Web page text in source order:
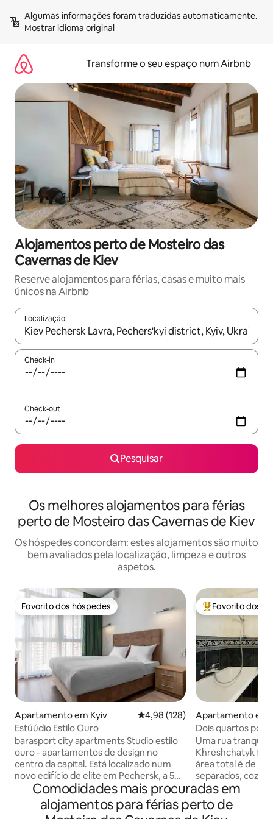
para
Mostrar idioma original
Transforme o seu espaço num Airbnb
Alojamentos perto de Mosteiro das
Cavernas de Kiev
Reserve alojamentos para férias, casas e muito mais
únicos na Airbnb
Localização
Quando os resultados estiverem disponíveis, navegue com
Check-in
Check-out
Pesquisar
Os melhores alojamentos para férias
perto de Mosteiro das Cavernas de Kiev
Os hóspedes concordam: estes alojamentos são muito
bem avaliados pela localização, limpeza e outros
aspetos.
Favorito dos hóspedes
Favorito dos hóspedes
Apartamento em Kyiv Classificação média de 4,98 em
4,98 (128)
Estúúdio Estilo Ouro
barasport city apartments Studio estilo
ouro - apartamentos de design no
centro da capital. Está localizado num
novo edifício de elite em Pechersk, a 5
minutos a pé do metro e a 15 minutos da
estação ferroviária. Os principais
negócios e locais turísticos da cidade
Favoritos dos
Favorito dos
Apartamento em
Dois quartos por
Uma rua
Khreshchatyk
área total é de 61
separados, cozinha de 12
de ar
Totalmente
fechada. Nas
Comodidades mais procuradas em
alojamentos para férias perto de